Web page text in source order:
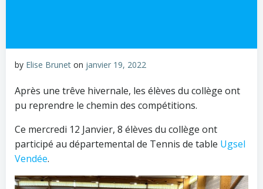
by Elise Brunet on janvier 19, 2022
Après une trêve hivernale, les élèves du collège ont
pu reprendre le chemin des compétitions.
Ce mercredi 12 Janvier, 8 élèves du collège ont
participé au départemental de Tennis de table Ugsel
Vendée.